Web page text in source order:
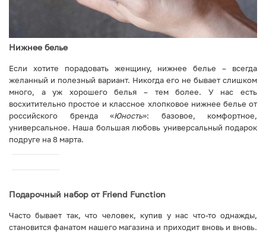
Нижнее белье
Если хотите порадовать женщину, нижнее белье – всегда
желанный и полезный вариант. Никогда его не бывает слишком
много, а уж хорошего белья – тем более. У нас есть
восхитительно простое и классное хлопковое нижнее белье от
российского бренда «Юность»: базовое, комфортное,
универсальное. Наша большая любовь универсальный подарок
подруге на 8 марта.
Подарочный набор от Friend Function
Часто бывает так, что человек, купив у нас что-то однажды,
становится фанатом нашего магазина и приходит вновь и вновь.